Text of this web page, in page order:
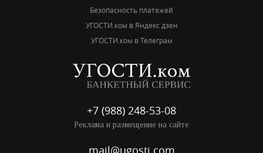
Безопасность платежей
УГОСТИ.ком в Яндекс дзен
УГОСТИ.ком в Телеграм
+7 (988) 248-53-08
Реклама и размещение на сайте